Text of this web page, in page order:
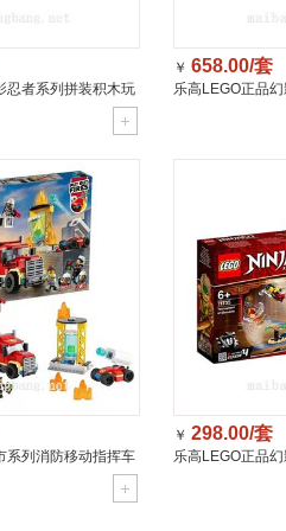
忍者系列拼装积木玩
￥ 658.00/套
乐高LEGO正品
系列消防移动指挥车
￥ 298.00/套
乐高LEGO正品